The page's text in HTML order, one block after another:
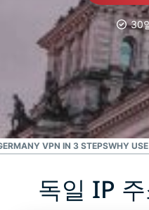
30
가장 신
최고의
VPN IN 3 STEPSWHY
독일 IP 주소 이용 방법
독일 IP